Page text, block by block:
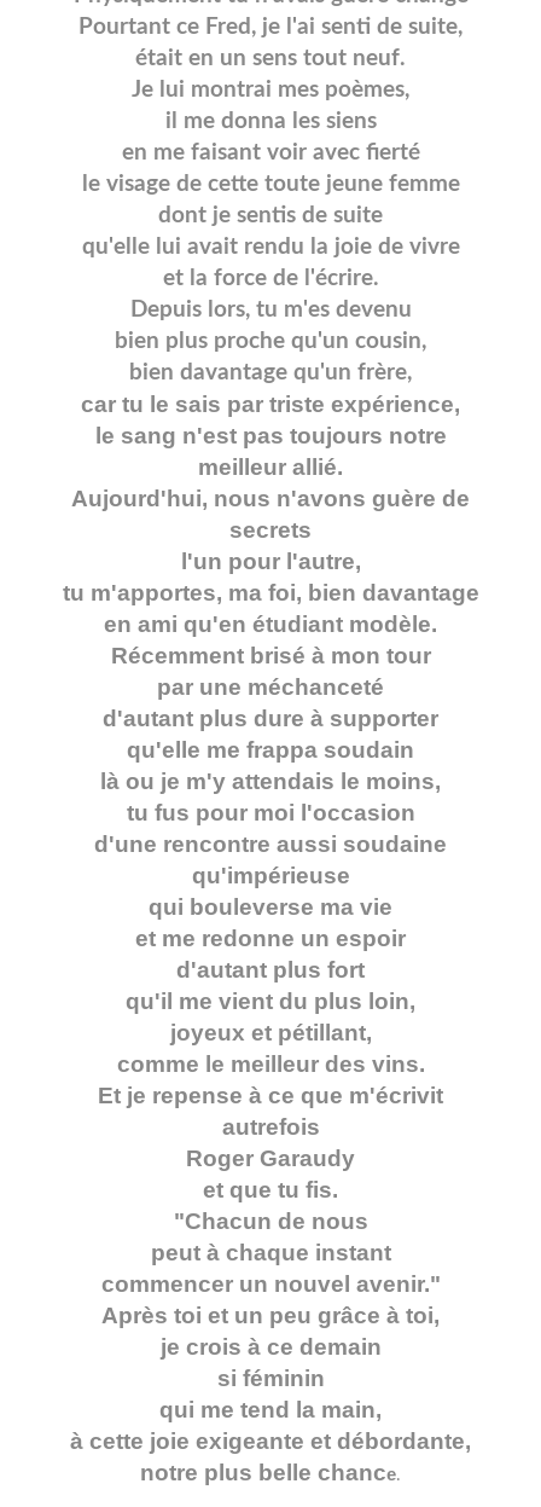
Pourtant ce Fred, je l'ai senti de suite,
était en un sens tout neuf.
Je lui montrai mes poèmes,
il me donna les siens
en me faisant voir avec fierté
le visage de cette toute jeune femme
dont je sentis de suite
qu'elle lui avait rendu la joie de vivre
et la force de l'écrire.
Depuis lors, tu m'es devenu
bien plus proche qu'un cousin,
bien davantage qu'un frère,
car tu le sais par triste expérience,
le sang n'est pas toujours notre
meilleur allié.
Aujourd'hui, nous n'avons guère de
secrets
l'un pour l'autre,
tu m'apportes, ma foi, bien davantage
en ami qu'en étudiant modèle.
Récemment brisé à mon tour
par une méchanceté
d'autant plus dure à supporter
qu'elle me frappa soudain
là ou je m'y attendais le moins,
tu fus pour moi l'occasion
d'une rencontre aussi soudaine
qu'impérieuse
qui bouleverse ma vie
et me redonne un espoir
d'autant plus fort
qu'il me vient du plus loin,
joyeux et pétillant,
comme le meilleur des vins.
Et je repense à ce que m'écrivit
autrefois
Roger Garaudy
et que tu fis.
"Chacun de nous
peut à chaque instant
commencer un nouvel avenir."
Après toi et un peu grâce à toi,
je crois à ce demain
si féminin
qui me tend la main,
à cette joie exigeante et débordante,
notre plus belle chance.